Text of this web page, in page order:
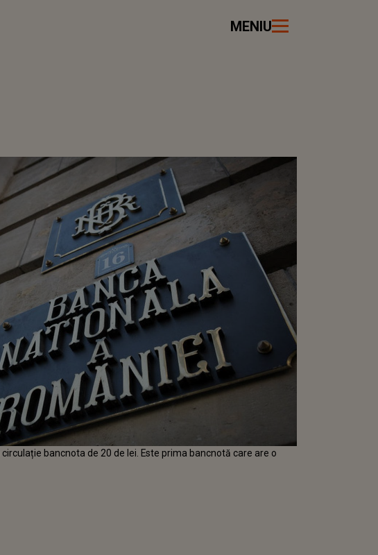
MENIU
circulație bancnota de 20 de lei. Este prima bancnotă care are o